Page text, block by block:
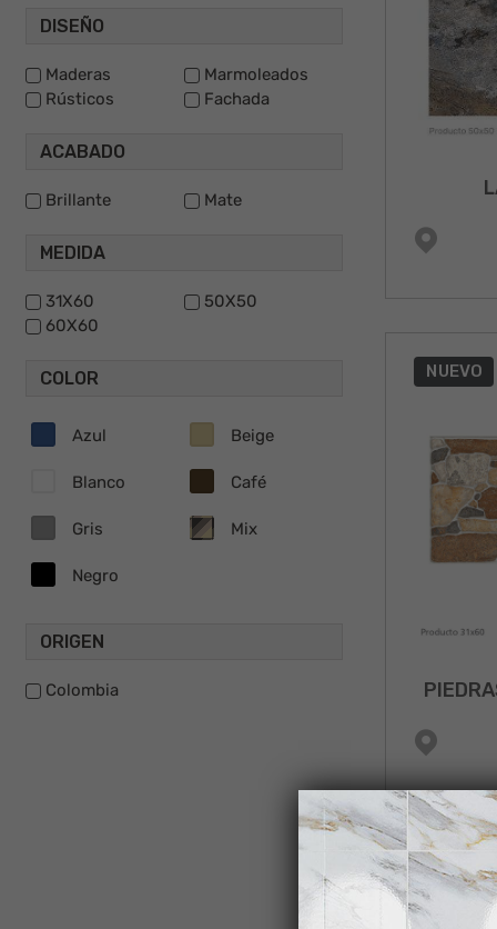
DISEÑO
Maderas
Marmoleados
Rústicos
Fachada
ACABADO
Brillante Mate
MEDIDA
31X60
50X50
60X60
COLOR
Azul Beige
Blanco Café
Gris Mix
Negro
ORIGEN
Colombia
NUEVO
NUEVO